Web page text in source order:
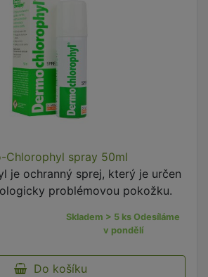
Chlorophyl spray 50ml
je ochranný sprej, který je určen
problémovou pokožku.
Skladem > 5 ks Odesíláme
v pondělí
Do košíku